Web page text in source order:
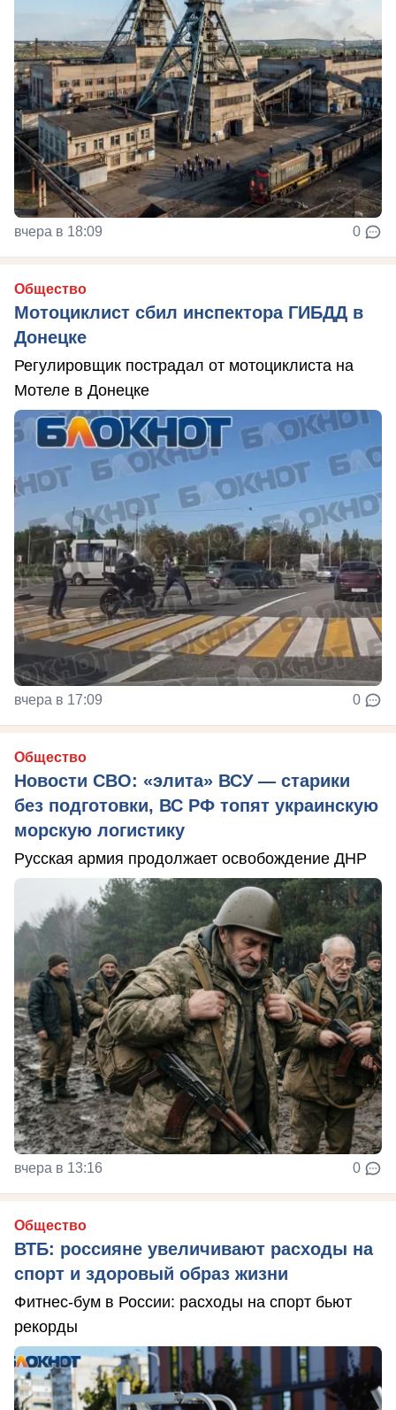
вчера в 18:09 0
Общество
Мотоциклист сбил инспектора ГИБДД в
Донецке
Регулировщик пострадал от мотоциклиста на
Мотеле в Донецке
вчера в 17:09 0
Общество
Новости СВО: «элита» ВСУ — старики
без подготовки, ВС РФ топят украинскую
морскую логистику
Русская армия продолжает освобождение ДНР
вчера в 13:16 0
Общество
ВТБ: россияне увеличивают расходы на
спорт и здоровый образ жизни
Фитнес-бум в России: расходы на спорт бьют
рекорды